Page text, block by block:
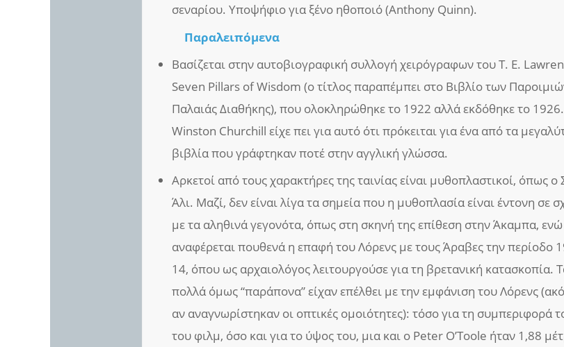
σεναρίου. Υποψήφιο για ξένο ηθοποιό (Anthony Quinn).
Παραλειπόμενα
Βασίζεται στην αυτοβιογραφική συλλογή χειρόγραφων του T. E.
Seven Pillars of Wisdom (ο τίτλος παραπέμπει στο Βιβλίο των
Παλαιάς Διαθήκης), που ολοκληρώθηκε το 1922 αλλά εκδόθηκε το
Winston Churchill είχε πει για αυτό ότι πρόκειται για ένα από τα
βιβλία που γράφτηκαν ποτέ στην αγγλική γλώσσα.
Αρκετοί από τους χαρακτήρες της ταινίας είναι μυθοπλαστικοί, όπως ο
Άλι. Μαζί, δεν είναι λίγα τα σημεία που η μυθοπλασία είναι έντονη σε
με τα αληθινά γεγονότα, όπως στη σκηνή της επίθεση στην Άκαμπα,
αναφέρεται πουθενά η επαφή του Λόρενς με τους Άραβες την περίοδο
14, όπου ως αρχαιολόγος λειτουργούσε για τη βρετανική κατασκοπία.
πολλά όμως “παράπονα” είχαν επέλθει με την εμφάνιση του Λόρενς
αν αναγνωρίστηκαν οι οπτικές ομοιότητες): τόσο για τη συμπεριφορά
του φιλμ, όσο και για το ύψος του, μια και ο Peter O’Toole ήταν 1,88